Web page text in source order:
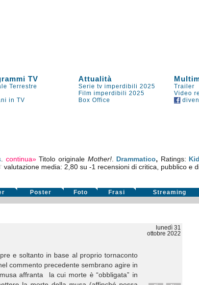
TV Attualità
Terrestre Serie tv imperdibili 2025 Trailer
Film imperdibili 2025 Video
in TV Box Office
continua» Titolo originale Mother!. Drammatico, Ratings:
valutazione media: 2,80 su -1 recensioni di critica, pubblico e
Poster Foto Frasi Streaming
lunedì 31
ottobre 2022
e soltanto in base al proprio tornaconto
commento precedente sembrano agire in
affranta la cui morte è “obbligata” in